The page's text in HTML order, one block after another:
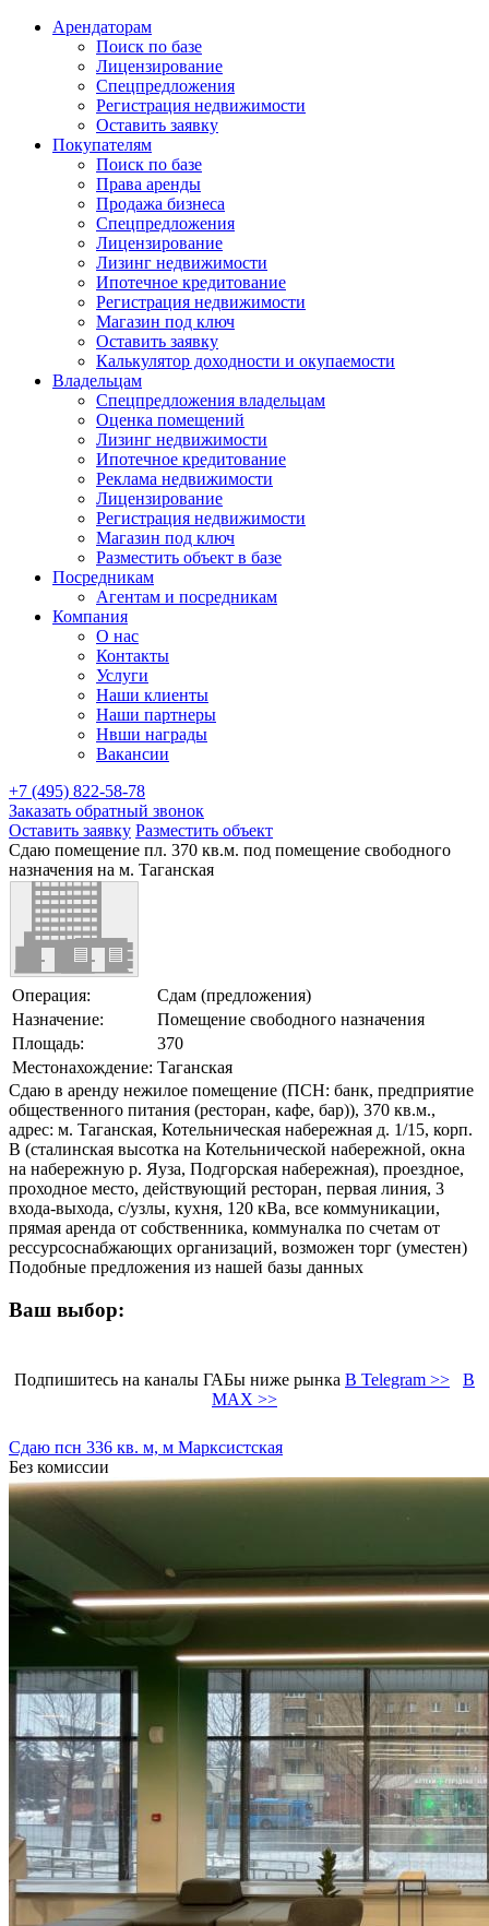
Арендаторам
Поиск по базе
Лицензирование
Спецпредложения
Регистрация недвижимости
Оставить заявку
Покупателям
Поиск по базе
Права аренды
Продажа бизнеса
Спецпредложения
Лицензирование
Лизинг недвижимости
Ипотечное кредитование
Регистрация недвижимости
Магазин под ключ
Оставить заявку
Калькулятор доходности и окупаемости
Владельцам
Спецпредложения владельцам
Оценка помещений
Лизинг недвижимости
Ипотечное кредитование
Реклама недвижимости
Лицензирование
Регистрация недвижимости
Магазин под ключ
Разместить объект в базе
Посредникам
Агентам и посредникам
Компания
О нас
Контакты
Услуги
Наши клиенты
Наши партнеры
Нвши награды
Вакансии
+7 (495) 822-58-78
Заказать обратный звонок
Оставить заявку Разместить объект
Сдаю помещение пл. 370 кв.м. под помещение свободного
назначения на м. Таганская
Операция:
Сдам (предложения)
Назначение:
Помещение свободного назначения
Площадь:
370
Местонахождение: Таганская
Сдаю в аренду нежилое помещение (ПСН: банк, предприятие
общественного питания (ресторан, кафе, бар)), 370 кв.м.,
адрес: м. Таганская, Котельническая набережная д. 1/15, корп.
В (сталинская высотка на Котельнической набережной, окна
на набережную р. Яуза, Подгорская набережная), проездное,
проходное место, действующий ресторан, первая линия, 3
входа-выхода, с/узлы, кухня, 120 кВа, все коммуникации,
прямая аренда от собственника, коммуналка по счетам от
рессурсоснабжающих организаций, возможен торг (уместен)
Подобные предложения из нашей базы данных
Ваш выбор:
Подпишитесь на каналы ГАБы ниже рынка В Telegram >>
В
MAX >>
Сдаю псн 336 кв. м, м Марксистская
Без комиссии